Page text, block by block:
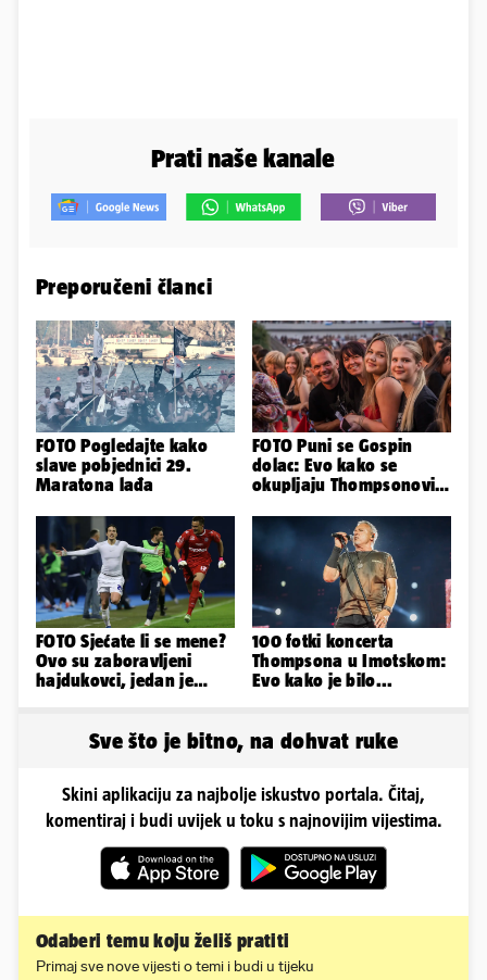
Prati naše kanale
Preporučeni članci
FOTO Pogledajte kako
slave pobjednici 29.
Maratona lađa
FOTO Puni se Gospin
dolac: Evo kako se
okupljaju Thompsonovi
FOTO Sjećate li se mene?
Ovo su zaboravljeni
hajdukovci, jedan je
100 fotki koncerta
Thompsona u Imotskom:
Evo kako je bilo...
Sve što je bitno, na dohvat ruke
Skini aplikaciju za najbolje iskustvo portala. Čitaj,
komentiraj i budi uvijek u toku s najnovijim vijestima.
Odaberi temu koju želiš pratiti
Primaj sve nove vijesti o temi i budi u tijeku